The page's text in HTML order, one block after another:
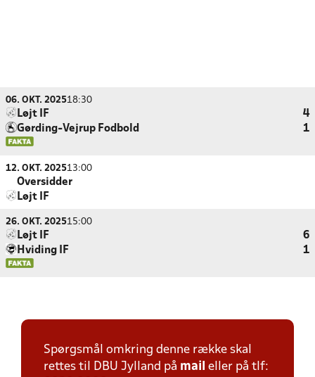
06. OKT. 202518:30
Løjt IF
4
Gørding-Vejrup Fodbold
1
12. OKT. 202513:00
Oversidder
Løjt IF
26. OKT. 202515:00
Løjt IF
6
Hviding IF
1
Spørgsmål omkring denne række skal
rettes til DBU Jylland på mail eller på tlf: